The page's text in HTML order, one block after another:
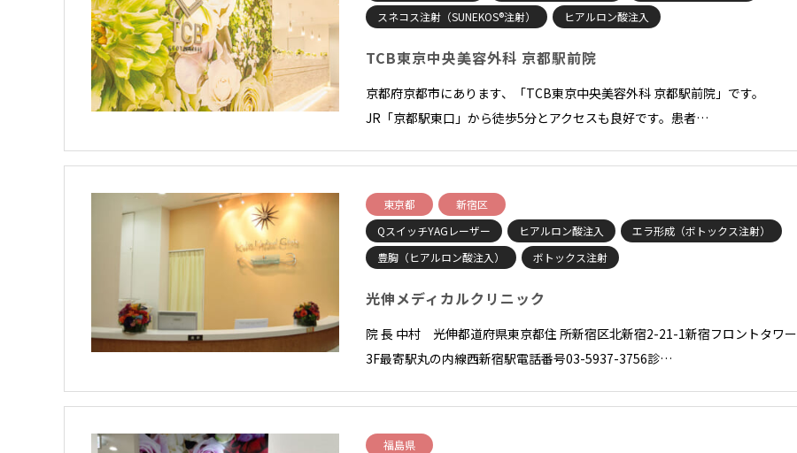
スネコス注射（SUNEKOS®注射）
ヒアルロン酸注入
TCB東京中央美容外科 京都駅前院
京都府京都市にあります、「TCB東京中央美容外科 京都駅前院」です。
JR「京都駅東口」から徒歩5分とアクセスも良好です。患者…
東京都
新宿区
QスイッチYAGレーザー
ヒアルロン酸注入
エラ形成（ボトックス注射）
豊胸（ヒアルロン酸注入）
ボトックス注射
光伸メディカルクリニック
院 長 中村 光伸都道府県東京都住 所新宿区北新宿2-21-1新宿フロントタワー
3F最寄駅丸の内線西新宿駅電話番号03-5937-3756診…
福島県